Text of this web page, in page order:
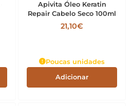
Apivita Óleo Keratin
Repair Cabelo Seco 100ml
21,10€
Poucas unidades
Adicionar